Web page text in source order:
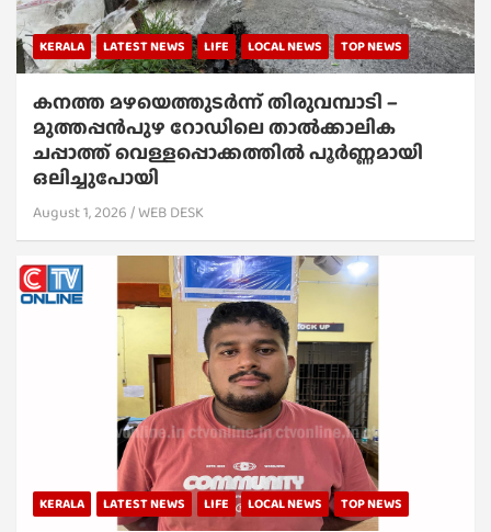
KERALA LATEST NEWS LIFE LOCAL NEWS TOP NEWS
കനത്ത മഴയെത്തുടർന്ന് തിരുവമ്പാടി –
മുത്തപ്പൻപുഴ റോഡിലെ താൽക്കാലിക
ചപ്പാത്ത് വെള്ളപ്പൊക്കത്തിൽ പൂർണ്ണമായി
ഒലിച്ചുപോയി
August 1, 2026 WEB DESK
KERALA LATEST NEWS LIFE LOCAL NEWS TOP NEWS